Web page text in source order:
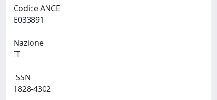
Codice ANCE
Nazione
ISSN